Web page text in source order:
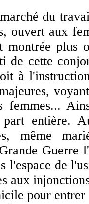
du
ouvert aux
montrée plus
de cette
à
femmes...
part entière.
même
Guerre
l'espace de
aux
pour entrer